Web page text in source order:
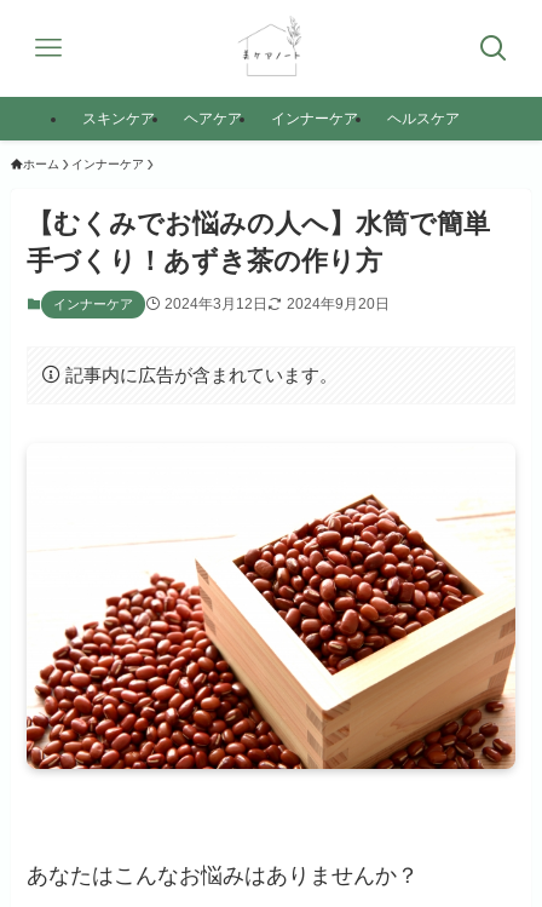
スキンケア ヘアケア インナーケア ヘルスケア
ホーム インナーケア
【むくみでお悩みの人へ】水筒で簡単
手づくり！あずき茶の作り方
インナーケア 2024年3月12日 2024年9月20日
記事内に広告が含まれています。
あなたはこんなお悩みはありませんか？